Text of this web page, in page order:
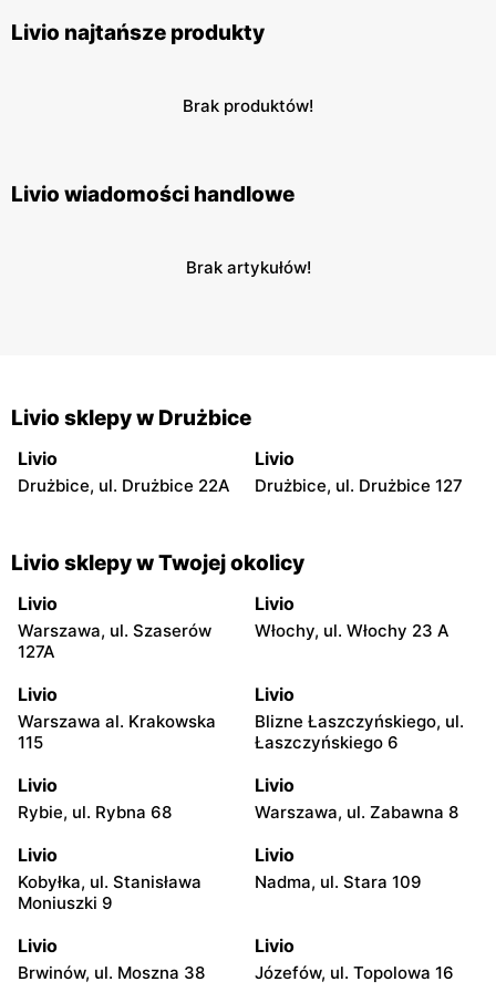
Livio najtańsze produkty
Brak produktów!
Livio wiadomości handlowe
Brak artykułów!
Livio sklepy w Drużbice
Livio
Drużbice, ul. Drużbice 22A
Livio
Drużbice, ul. Drużbice 127
Livio sklepy w Twojej okolicy
Livio
Warszawa, ul. Szaserów
127A
Livio
Włochy, ul. Włochy 23 A
Livio
Warszawa al. Krakowska
115
Livio
Blizne Łaszczyńskiego, ul.
Łaszczyńskiego 6
Livio
Rybie, ul. Rybna 68
Livio
Warszawa, ul. Zabawna 8
Livio
Kobyłka, ul. Stanisława
Moniuszki 9
Livio
Nadma, ul. Stara 109
Livio
Brwinów, ul. Moszna 38
Livio
Józefów, ul. Topolowa 16